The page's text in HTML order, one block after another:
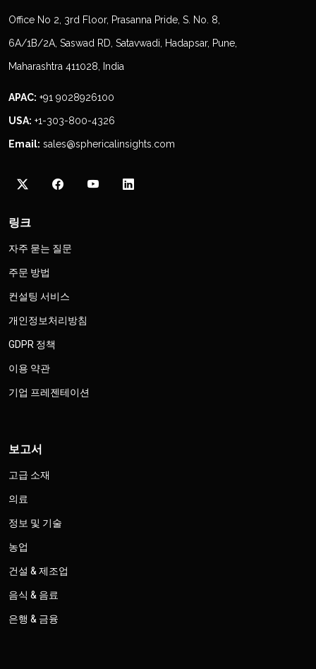
Office No 2, 3rd Floor, Prasanna Pride, S. No. 8,
6A/1B/2A, Saswad RD, Satavwadi, Hadapsar, Pune,
Maharashtra 411028, India
APAC: +91 9028926100
USA: +1-303-800-4326
Email: sales@sphericalinsights.com
링크
자주 묻는 질문
주문 방법
컨설팅 서비스
개인정보처리방침
GDPR 정책
이용 약관
기업 프레젠테이션
보고서
고급 소재
의료
정보 및 기술
농업
건설 & 제조업
음식 & 음료
은행 & 금융